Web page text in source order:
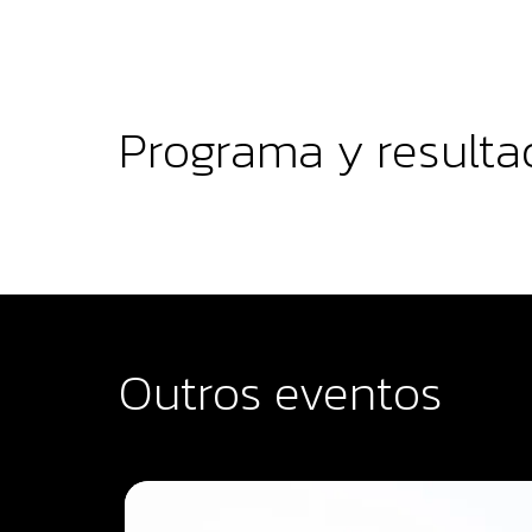
Programa y
Outros eventos